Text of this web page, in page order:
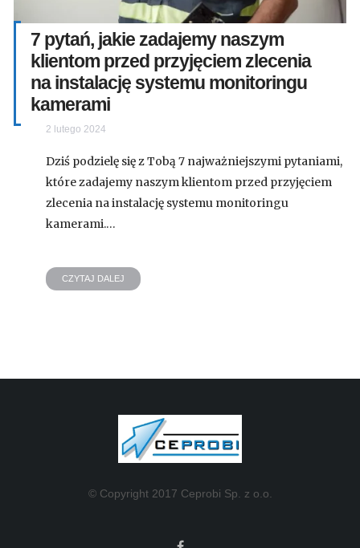
7 pytań, jakie zadajemy naszym
klientom przed przyjęciem zlecenia
na instalację systemu monitoringu
kamerami
2 lutego 2024
Dziś podzielę się z Tobą 7 najważniejszymi pytaniami,
które zadajemy naszym klientom przed przyjęciem
zlecenia na instalację systemu monitoringu
kamerami.…
CZYTAJ DALEJ
© Copyright 2017 Ceprobi Sp. z o.o.